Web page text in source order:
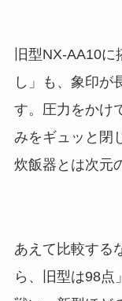
旧型NX-AA10
し」も、象印が
す。圧力をかけ
みをギュッと閉
炊飯器とは次元
あえて比較する
ら、旧型は98点